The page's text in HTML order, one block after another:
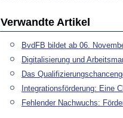
Verwandte Artikel
BvdFB bildet ab 06.
Digitalisierung und
Das
Integrationsförderung: Eine
Fehlender Nachwuchs: